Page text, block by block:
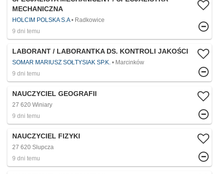
MECHANICZNA
HOLCIM POLSKA S.A
Radkowice
9 dni temu
LABORANT / LABORANTKA DS. KONTROLI JAKOŚCI
SOMAR MARIUSZ SOŁTYSIAK SP.K.
Marcinków
9 dni temu
NAUCZYCIEL GEOGRAFII
27 620 Winiary
9 dni temu
NAUCZYCIEL FIZYKI
27 620 Slupcza
9 dni temu